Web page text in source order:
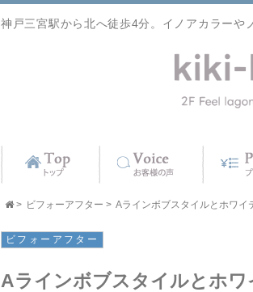
神戸三宮駅から北へ徒歩4分。イノアカラーや
> ビフォーアフター > Aラインボブスタイルとホワイ
ビフォーアフター
Aラインボブスタイルとホ